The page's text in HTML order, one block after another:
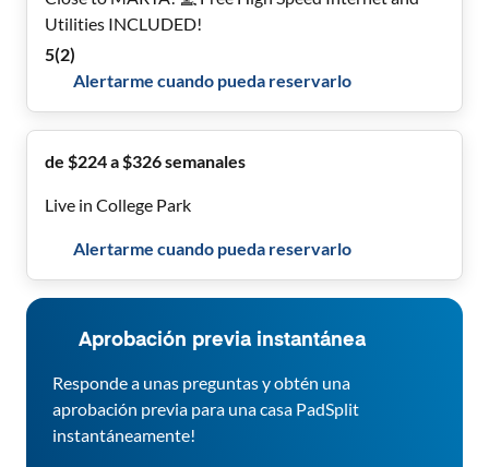
Utilities INCLUDED!
5(2)
Alertarme cuando pueda reservarlo
de $224 a $326 semanales
Live in College Park
Alertarme cuando pueda reservarlo
Aprobación previa instantánea
Responde a unas preguntas y obtén una
aprobación previa para una casa PadSplit
instantáneamente!